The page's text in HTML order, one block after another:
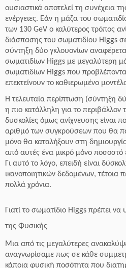
ουσιαστικά αποτελεί τη συνέχεια
ενέργειες. Εάν η μάζα του
των 130 GeV ο καλύτερος τρόπος
διάσπασης του σωματιδίου Higgs
σύντηξη δύο γκλουονίων
σωματιδίων Higgs με μεγαλύτερη
σωματιδίων Higgs που
επεκτείνουν το καθιερωμένο
Η τελευταία περίπτωση (σύντηξη
η πιο κατάλληλη για το περιβάλλον
δυσκολίες όμως ανίχνευσης είναι
αριθμό των συγκρούσεων που θα
μόνο θα καταλήξουν στη
από αυτές ένα μικρό μόνο ποσοστό
Γι αυτό το λόγο, επειδή είναι
ικανοποιητικών δεδομένων, τέτοια
πολλά χρόνια.
Γιατί το σωματίδιο Higgs πρέπει
της Φυσικής
Μια από τις μεγαλύτερες
αναγνωρίσαμε πως σε κάθε
κάποια φυσική ποσότητα που